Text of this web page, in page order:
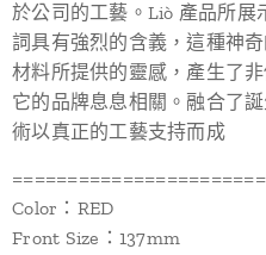
於公司的工藝。Liò 產品所
詞具有強烈的含義，這種神
材料所提供的靈感，產生了
它的品牌息息相關。融合了
術以真正的工藝支持而成
Color：RED
Front Size：137mm